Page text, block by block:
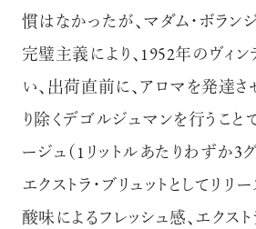
慣はなかったが、マダム・ボラン
完璧主義により、1952年のヴィ
い、出荷直前に、アロマを発達
り除くデゴルジュマンを行うこと
ージュ（1リットルあたりわずか3
エクストラ・ブリュットとしてリリ
酸味によるフレッシュ感、エクスト